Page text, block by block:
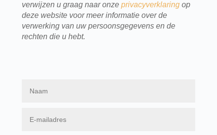
verwijzen u graag naar onze privacyverklaringop
deze website voor meer informatie over de
verwerking van uw persoonsgegevens en de
rechten die u hebt.